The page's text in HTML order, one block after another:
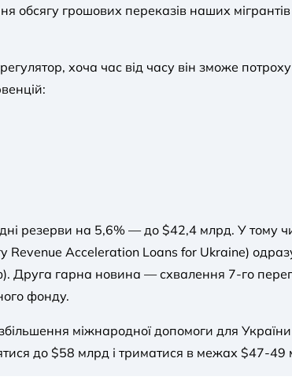
грошових переказів наших мігрантів
хоча час від часу він зможе
резерви на 5,6% — до $42,4 млрд. У тому
Acceleration Loans for Ukraine)
Друга гарна новина — схвалення 7-го
фонду.
міжнародної допомоги для
до $58 млрд і триматися в межах $47-